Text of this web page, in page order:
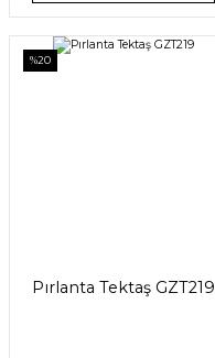
%20
Pırlanta Tektaş GZT219